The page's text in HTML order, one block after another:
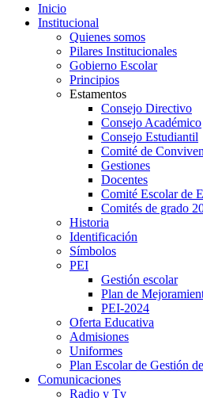
Inicio
Institucional
Quienes somos
Pilares Institucionales
Gobierno Escolar
Principios
Estamentos
Consejo Directivo
Consejo Académico
Consejo Estudiantil
Comité de
Gestiones
Docentes
Comité Escolar de
Comités de grado
Historia
Identificación
Símbolos
PEI
Gestión escolar
Plan de
PEI-2024
Oferta Educativa
Admisiones
Uniformes
Plan Escolar de Gestión
Comunicaciones
Radio y Tv